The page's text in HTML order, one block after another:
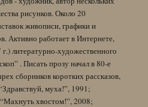
рисунков. Около 20
живописи, графики и
Активно работает в Интернете,
г.) литературно-художественного
. Писать прозу начал в 80-е
сборников коротких рассказов,
муха!”, 1991;
хвостом!”, 2008;